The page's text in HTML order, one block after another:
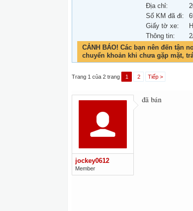
Địa chỉ:
Số KM đã đi:
Giấy tờ xe:
Thông tin:
CẢNH BÁO! Các bạn nên đến tận
chuyển khoản khi chưa gặp mặt,
Trang 1 của 2 trang 1 2 Tiếp >
jockey0612
Member
đã bán